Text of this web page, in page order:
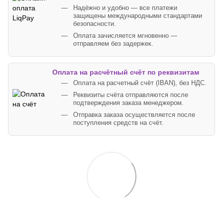
Надёжно и удобно — все платежи
защищены международными стандартами
безопасности.
Оплата зачисляется мгновенно —
отправляем без задержек.
Оплата на расчётный счёт по реквизитам
Оплата на расчетный счёт (IBAN), без НДС.
Реквизиты счёта отправляются после
подтверждения заказа менеджером.
Отправка заказа осуществляется после
поступления средств на счёт.